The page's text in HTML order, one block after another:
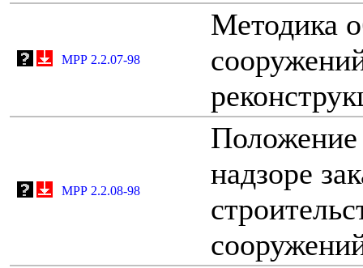
МРР 2.2.07-98
Методика
МРР 2.2.08-98
Положение
надзоре